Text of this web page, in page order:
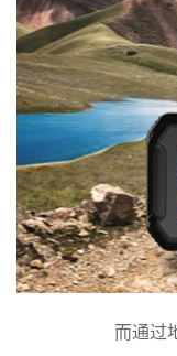
而通过